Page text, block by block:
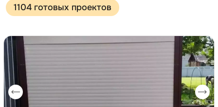
1104 готовых проектов